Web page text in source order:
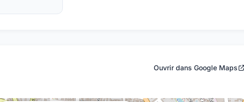
Ouvrir dans Google Maps